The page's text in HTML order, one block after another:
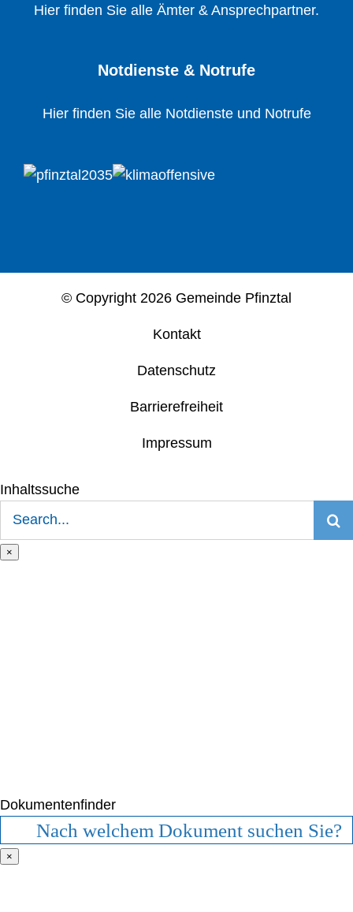
Hier finden Sie alle Ämter & Ansprechpartner.
Notdienste & Notrufe
Hier finden Sie alle Notdienste und Notrufe
© Copyright 2026 Gemeinde Pfinztal
Kontakt
Datenschutz
Barrierefreiheit
Impressum
Inhaltssuche
×
Dokumentenfinder
×